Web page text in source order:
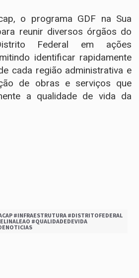
o programa GDF na Sua
reunir diversos órgãos do
Federal em ações
identificar rapidamente
cada região administrativa e
de obras e serviços que
a qualidade de vida da
#INFRAESTRUTURA #DISTRITOFEDERAL
#QUALIDADEDEVIDA